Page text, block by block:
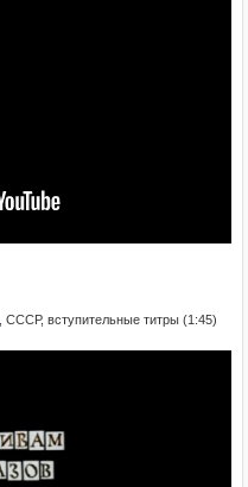
, СССР, вступительные титры (1:45)